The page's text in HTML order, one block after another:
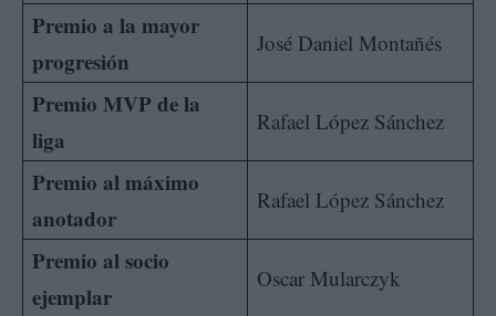
Premio a la mayor
progresión
José Daniel Montañés
Premio MVP de la
liga
Rafael López Sánchez
Premio al máximo
anotador
Rafael López Sánchez
Premio al socio
ejemplar
Oscar Mularczyk